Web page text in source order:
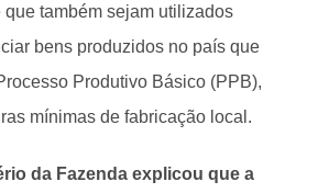
também sejam utilizados
bens produzidos no país que
Produtivo Básico (PPB),
mínimas de fabricação local.
da Fazenda explicou que a